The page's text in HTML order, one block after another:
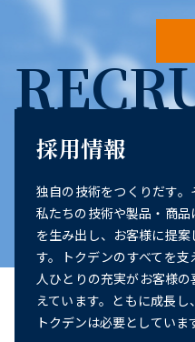
採用情報
独自の技術をつくりだす。
私たちの技術や製品・商
を生み出し、お客様に提
す。トクデンのすべてを
人ひとりの充実がお客様
えています。ともに成長
トクデンは必要としていま